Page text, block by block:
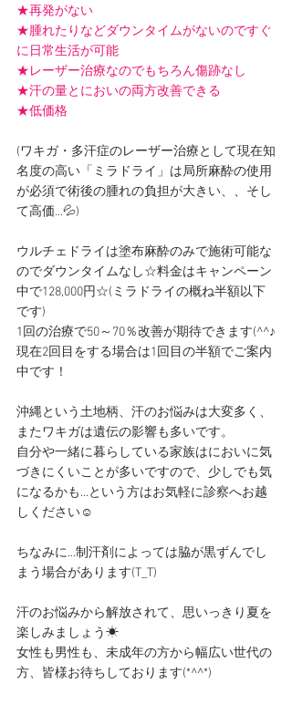
★再発がない
★腫れたりなどダウンタイムがないのですぐ
に日常生活が可能
★レーザー治療なのでもちろん傷跡なし
★汗の量とにおいの両方改善できる
★低価格
(ワキガ・多汗症のレーザー治療として現在知
名度の高い「ミラドライ」は局所麻酔の使用
が必須で術後の腫れの負担が大きい、、そし
て高価...💦)
ウルチェドライは塗布麻酔のみで施術可能な
のでダウンタイムなし☆料金はキャンペーン
中で128,000円☆(ミラドライの概ね半額以下
です)
1回の治療で50～70％改善が期待できます(^^♪
現在2回目をする場合は1回目の半額でご案内
中です！
沖縄という土地柄、汗のお悩みは大変多く、
またワキガは遺伝の影響も多いです。
自分や一緒に暮らしている家族はにおいに気
づきにくいことが多いですので、少しでも気
になるかも...という方はお気軽に診察へお越
しください☺
ちなみに...制汗剤によっては脇が黒ずんでし
まう場合があります(T_T)
汗のお悩みから解放されて、思いっきり夏を
楽しみましょう☀
女性も男性も、未成年の方から幅広い世代の
方、皆様お待ちしております(*^^*)